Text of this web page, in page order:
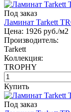
Под заказ
Ламинат Tarkett
Цена: 1926 руб./м2
Производитель:
Tarkett
Коллекция:
TROPHY
Купить
Под заказ